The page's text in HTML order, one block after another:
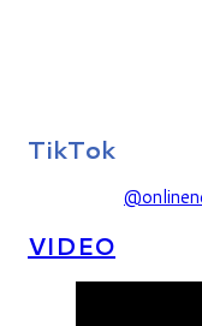
TikTok
VIDEO